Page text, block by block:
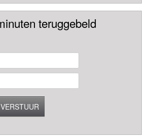
teruggebeld
VERSTUUR